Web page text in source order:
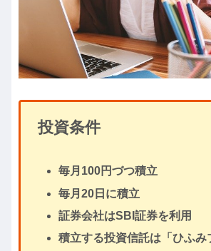
投資条件
毎月100円づつ積立
毎月20日に積立
証券会社はSBI証券を利用
積立する投資信託は「ひふみ